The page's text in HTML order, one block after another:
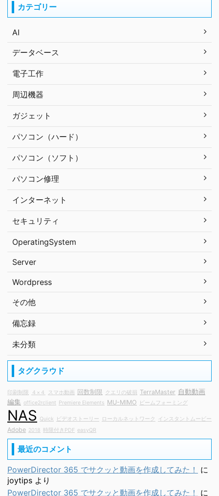
カテゴリー
AI
データベース
電子工作
周辺機器
ガジェット
パソコン（ハード）
パソコン（ソフト）
パソコン修理
インターネット
セキュリティ
OperatingSystem
Server
Wordpress
その他
備忘録
未分類
タグクラウド
印刷制限 ４×４ スマホ動画 回数制限 クエリの破損 TerraMaster 自動動画
編集 office2rclient Premiere Elements MU-MIMO ビームフォーミング
NAS Quick ビデオストーリー ローカルネットワーク インスタントムービー
Adobe 2018 時限付きPDF easyQR
最近のコメント
PowerDirector 365 でサクッと動画を作成してみた！
に
joytips より
PowerDirector 365 でサクッと動画を作成してみた！
に